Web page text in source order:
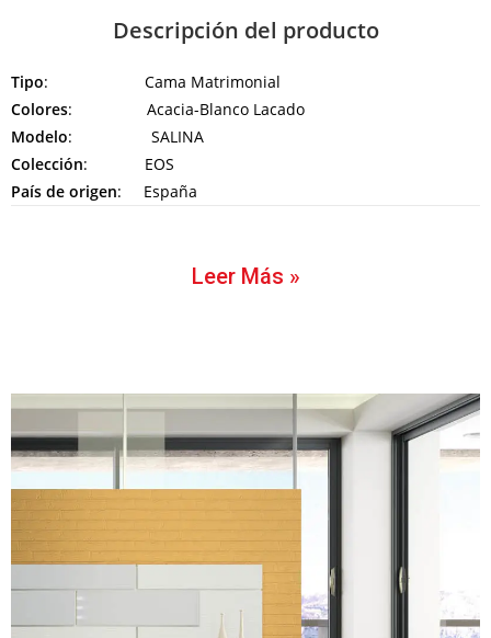
Descripción del producto
Tipo: Cama Matrimonial
Colores: Acacia-Blanco Lacado
Modelo: SALINA
Colección: EOS
País de origen: España
Leer Más »